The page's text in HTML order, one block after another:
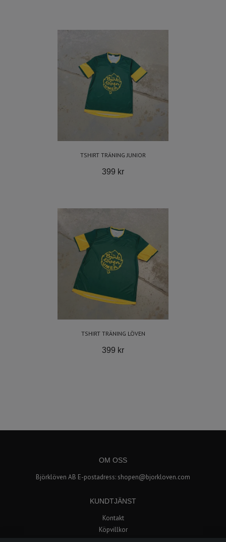
TSHIRT TRÄNING JUNIOR
399 kr
TSHIRT TRÄNING LÖVEN
399 kr
OM OSS
Björklöven AB E-postadress: shopen@bjorkloven.com
KUNDTJÄNST
Kontakt
Köpvillkor